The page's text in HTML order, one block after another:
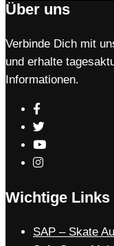
Über uns
Verbinde Dich mit
und erhalte
Informationen.
Wichtige Links
SAP – Skate